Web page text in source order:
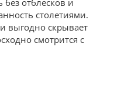
отблесков и
столетиями.
выгодно скрывает
смотрится с